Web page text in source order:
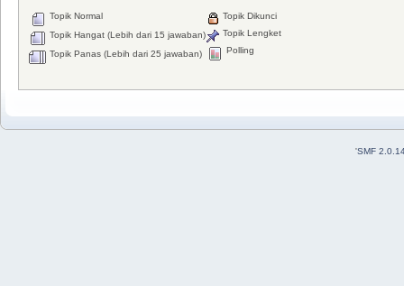
Topik Normal
Topik Hangat (Lebih dari 15 jawaban)
Topik Panas (Lebih dari 25 jawaban)
Topik Dikunci
Topik Lengket
Polling
'SMF